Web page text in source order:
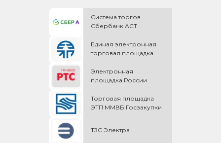
Система торгов
Сбербанк АСТ
Единая электронная
торговая площадка
Электронная
площадка России
Торговая площадка
ЭТП ММВБ Госзакупки
ТЗС Электра